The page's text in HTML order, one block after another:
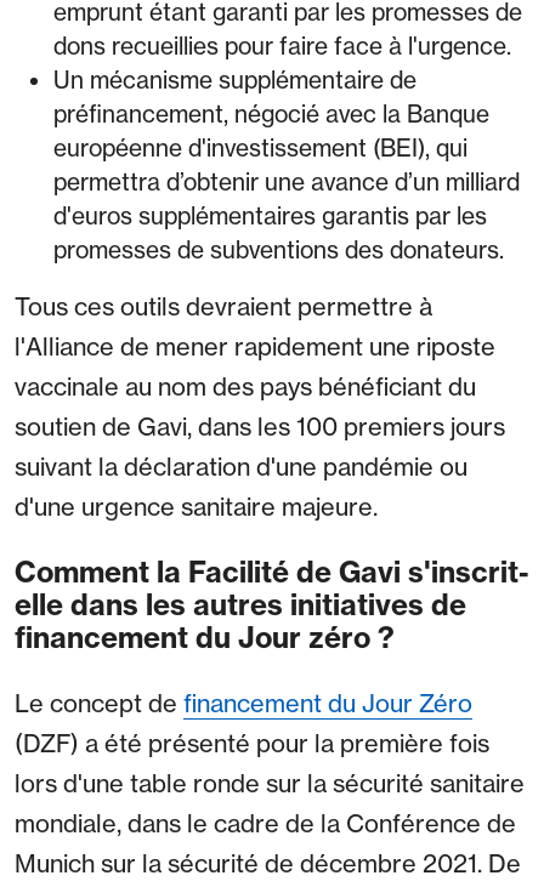
emprunt étant garanti par les promesses de
dons recueillies pour faire face à l'urgence.
Un mécanisme supplémentaire de
préfinancement, négocié avec la Banque
européenne d'investissement (BEI), qui
permettra d’obtenir une avance d’un milliard
d'euros supplémentaires garantis par les
promesses de subventions des donateurs.
Tous ces outils devraient permettre à
l'Alliance de mener rapidement une riposte
vaccinale au nom des pays bénéficiant du
soutien de Gavi, dans les 100 premiers jours
suivant la déclaration d'une pandémie ou
d'une urgence sanitaire majeure.
Comment la Facilité de Gavi s'inscrit-
elle dans les autres initiatives de
financement du Jour zéro ?
Le concept de financement du Jour Zéro
(DZF) a été présenté pour la première fois
lors d'une table ronde sur la sécurité sanitaire
mondiale, dans le cadre de la Conférence de
Munich sur la sécurité de décembre 2021. De